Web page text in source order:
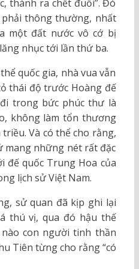
thành ra chết đuối”. Đó
thông thường, nhất
một đất nước vô cớ bị
nhục tới lần thứ ba.
quốc gia, nhà vua vẫn
thái độ trước Hoàng đế
trong bức phúc thư là
không làm tổn thương
Và có thể cho rằng,
mang những nét rất đặc
đế quốc Trung Hoa của
lịch sử Việt Nam.
sử quan đã kịp ghi lại
thú vị, qua đó hậu thế
con người tinh thần
Tiên từng cho rằng “có